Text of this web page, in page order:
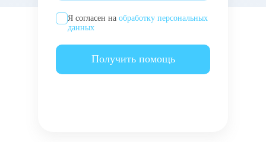
Я согласен на обработку персональных
данных
Получить помощь